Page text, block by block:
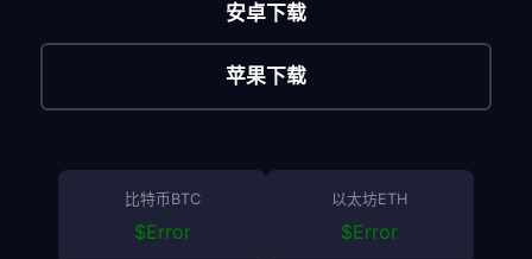
安卓下载
苹果下载
比特币BTC
$Error
以太坊ETH
$Error